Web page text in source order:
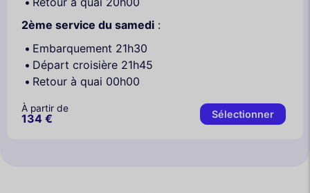
2ème service du samedi :
Embarquement 21h30
Départ croisière 21h45
Retour à quai 00h00
À partir de
134 € Sélectionner